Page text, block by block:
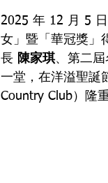
2025 年 12 月 5
女」暨「華冠獎」
長 陳家琪、第二
一堂，在洋溢聖誕
Country Club）隆